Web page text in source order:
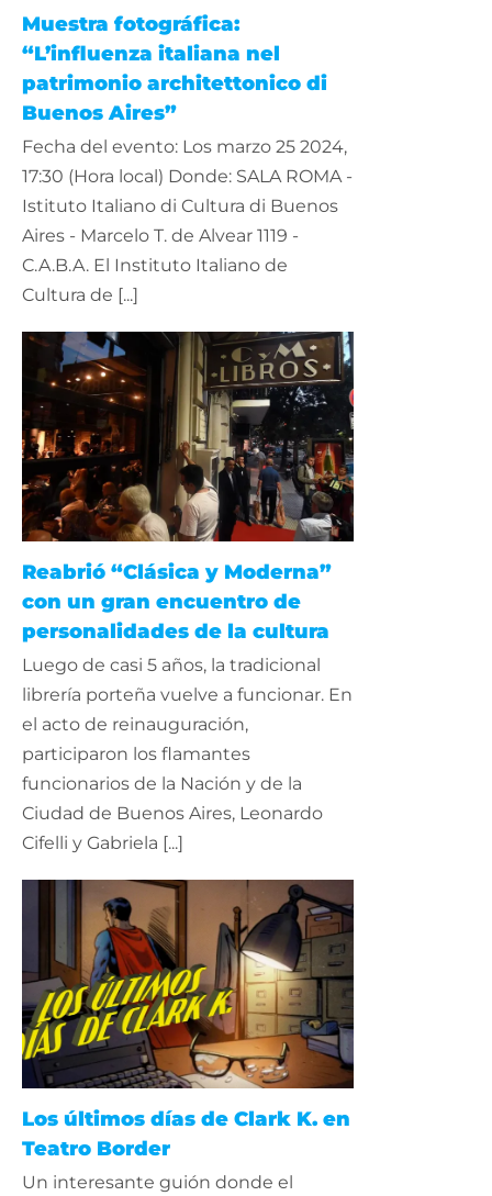
Muestra fotográfica:
“L’influenza italiana nel
patrimonio architettonico di
Buenos Aires”
Fecha del evento: Los marzo 25 2024,
17:30 (Hora local) Donde: SALA ROMA -
Istituto Italiano di Cultura di Buenos
Aires - Marcelo T. de Alvear 1119 -
C.A.B.A. El Instituto Italiano de
Cultura de [...]
Reabrió “Clásica y Moderna”
con un gran encuentro de
personalidades de la cultura
Luego de casi 5 años, la tradicional
librería porteña vuelve a funcionar. En
el acto de reinauguración,
participaron los flamantes
funcionarios de la Nación y de la
Ciudad de Buenos Aires, Leonardo
Cifelli y Gabriela [...]
Los últimos días de Clark K. en
Teatro Border
Un interesante guión donde el